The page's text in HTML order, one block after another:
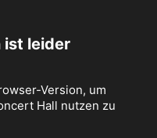
ist leider
Version, um
Hall nutzen zu